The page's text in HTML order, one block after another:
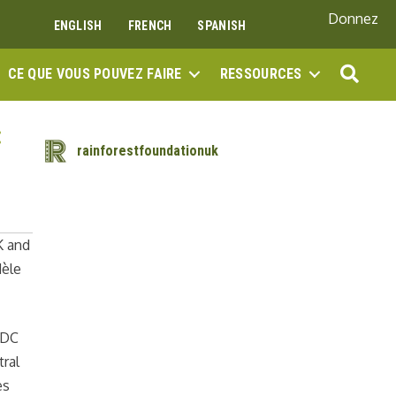
ENGLISH FRENCH SPANISH Donnez
CE QUE VOUS POUVEZ FAIRE RESSOURCES
and
rainforestfoundationuk